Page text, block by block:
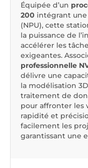
Équipée d’un
200 intégrant
(NPU), cette
la puissance de
accélérer les
exigeantes.
professionnelle
délivre une
la modélisation
traitement de
pour affronter les
rapidité et
facilement les
garantissant une